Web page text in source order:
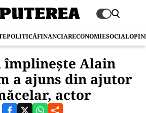
POLITICĂFINANCIARECONOMIESOCIAL
împlinește Alain
a ajuns din ajutor
actor